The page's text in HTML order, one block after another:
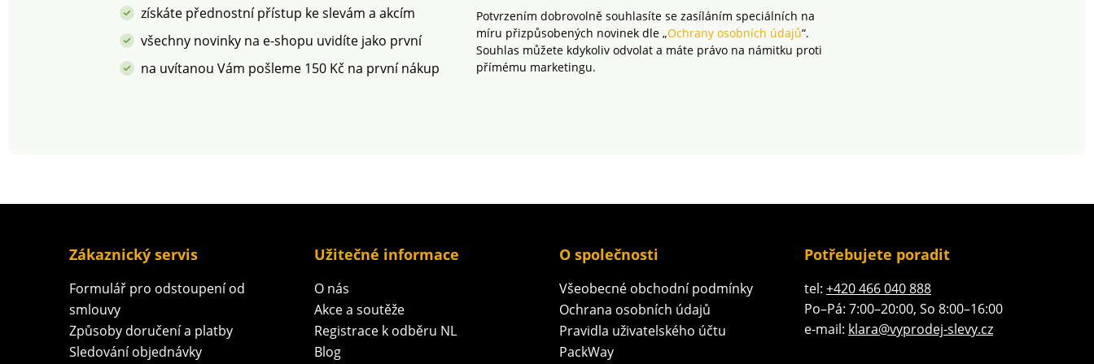
škodlivých látek a
výrobek je bezpečný nad
rámec platných norem.
Lze prát v pračce.
platných norem. Lze prát
v pračce.
rámec platných
norem. Tento produkt
má certifikaci MADE IN
GREEN by OEKO-TEX®.
Tato certifikace zaručuje
získáte přednostní přístup ke slevám a akcím
všechny novinky na e-shopu uvidíte jako první
na uvítanou Vám pošleme 150 Kč na první nákup
Potvrzením dobrovolně souhlasíte se zasíláním speciálních na
míru přizpůsobených novinek dle „Ochrany osobních údajů“.
Souhlas můžete kdykoliv odvolat a máte právo na námitku proti
přímému marketingu.
Zákaznický servis
Formulář pro odstoupení od
smlouvy
Způsoby doručení a platby
Sledování objednávky
Užitečné informace
O nás
Akce a soutěže
Registrace k odběru NL
Blog
O společnosti
Všeobecné obchodní podmínky
Ochrana osobních údajů
Pravidla uživatelského účtu
PackWay
Potřebujete poradit
tel: +420 466 040 888
Po–Pá: 7:00–20:00, So 8:00–16:00
e-mail: klara@vyprodej-slevy.cz